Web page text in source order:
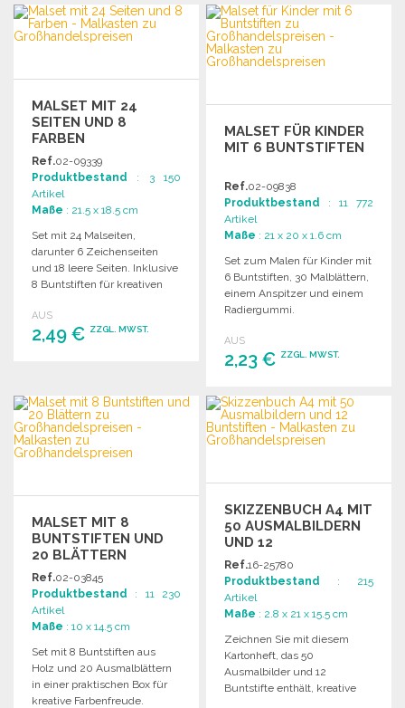
BESTELLEN
Angebot anfordern
BESTELLEN
Angebot anfordern
MALSET MIT 24
SEITEN UND 8
FARBEN
Ref.02-09339
Produktbestand : 3 150
Artikel
Maße : 21.5 x 18.5 cm
Set mit 24 Malseiten,
darunter 6 Zeichenseiten
und 18 leere Seiten. Inklusive
8 Buntstiften für kreativen
AUS
2,49 € ZZGL. MWST.
Angebot anfordern
MALSET FÜR KINDER
MIT 6 BUNTSTIFTEN
Ref.02-09838
Produktbestand : 11 772
Artikel
Maße : 21 x 20 x 1.6 cm
Set zum Malen für Kinder mit
6 Buntstiften, 30 Malblättern,
einem Anspitzer und einem
Radiergummi.
AUS
2,23 € ZZGL. MWST.
BESTELLEN
Angebot anfordern
MALSET MIT 8
BUNTSTIFTEN UND
20 BLÄTTERN
Ref.02-03845
Produktbestand : 11 230
Artikel
Maße : 10 x 14.5 cm
Set mit 8 Buntstiften aus
Holz und 20 Ausmalblättern
in einer praktischen Box für
kreative Farbenfreude.
SKIZZENBUCH A4 MIT
50 AUSMALBILDERN
UND 12
BUNTSTIFTEN
Ref.16-25780
Produktbestand : 215
Artikel
Maße : 2.8 x 21 x 15.5 cm
Zeichnen Sie mit diesem
Kartonheft, das 50
Ausmalbilder und 12
Buntstifte enthält, kreative